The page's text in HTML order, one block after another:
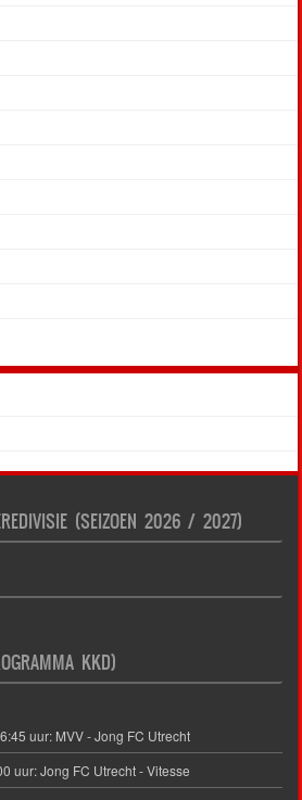
(SEIZOEN 2026 / 2027)
KKD)
uur: MVV - Jong FC Utrecht
uur: Jong FC Utrecht - Vitesse